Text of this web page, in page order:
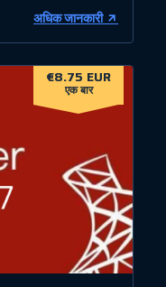
अधिक जानकारी
€8.75 EUR
एक बार